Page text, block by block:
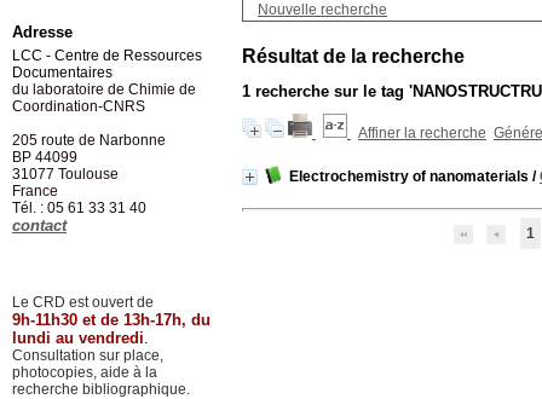
Nouvelle recherche
Résultat de la recherche
1 recherche sur le tag
Affiner la recherche
Electrochemistry of nanomaterials /
1
Adresse
LCC - Centre de Ressources
Documentaires
du laboratoire de Chimie de
Coordination-CNRS
205 route de Narbonne
BP 44099
31077 Toulouse
France
Tél. : 05 61 33 31 40
contact
Le CRD est ouvert de
9h-11h30 et de 13h-17h, du
lundi au vendredi.
Consultation sur place,
photocopies, aide à la
recherche bibliographique.